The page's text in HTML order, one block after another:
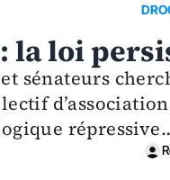
la loi
sénateurs